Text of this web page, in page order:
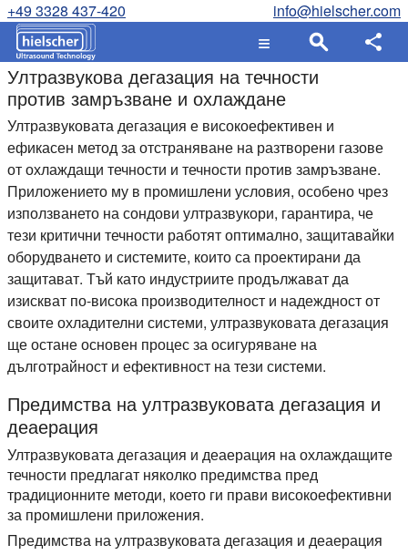
+49 3328 437-420 info@hielscher.com
Ултразвукова дегазация на течности
против замръзване и охлаждане
Ултразвуковата дегазация е високоефективен и
ефикасен метод за отстраняване на разтворени газове
от охлаждащи течности и течности против замръзване.
Приложението му в промишлени условия, особено чрез
използването на сондови ултразвукори, гарантира, че
тези критични течности работят оптимално, защитавайки
оборудването и системите, които са проектирани да
защитават. Тъй като индустриите продължават да
изискват по-висока производителност и надеждност от
своите охладителни системи, ултразвуковата дегазация
ще остане основен процес за осигуряване на
дълготрайност и ефективност на тези системи.
Предимства на ултразвуковата дегазация и
деаерация
Ултразвуковата дегазация и деаерация на охлаждащите
течности предлагат няколко предимства пред
традиционните методи, което ги прави високоефективни
за промишлени приложения.
Предимства на ултразвуковата дегазация и деаерация